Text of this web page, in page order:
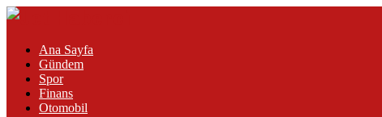
Ana Sayfa
Gündem
Spor
Finans
Otomobil